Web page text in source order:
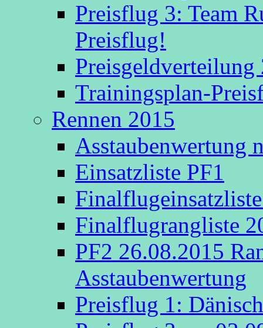
Preisflug 3: Team
Preisflug!
Trainingsplan-
Rennen 2015
Asstaubenwertung
Einsatzliste PF1
Finalflugrangliste
PF2 26.08.2015
Asstaubenwertung
Preisflug 1: